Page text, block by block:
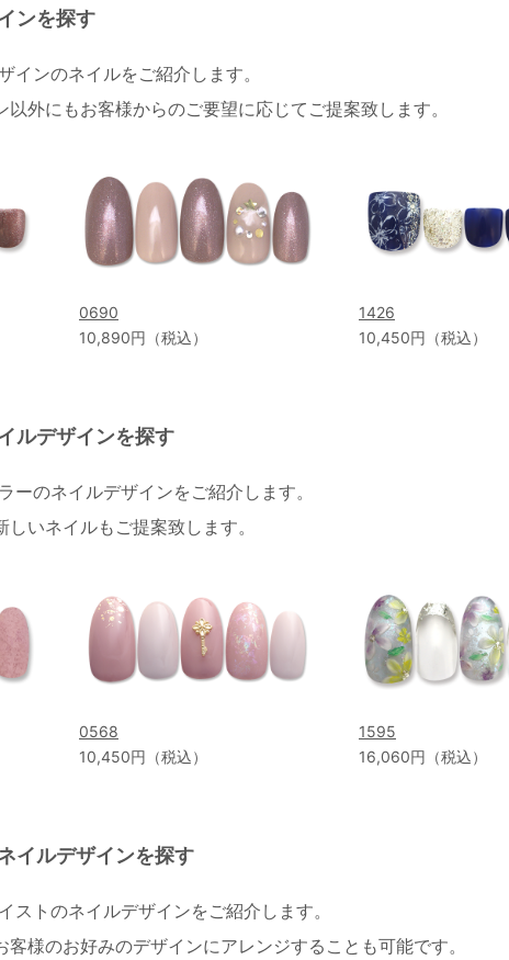
ンを探す
インのネイルをご紹介します。
外にもお客様からのご要望に応じてご提案致します。
0690
10,890円（税込）
1426
10,450円（税込）
ルデザインを探す
ーのネイルデザインをご紹介します。
いネイルもご提案致します。
0568
10,450円（税込）
1595
16,060円（税込）
イルデザインを探す
ストのネイルデザインをご紹介します。
様のお好みのデザインにアレンジすることも可能です。